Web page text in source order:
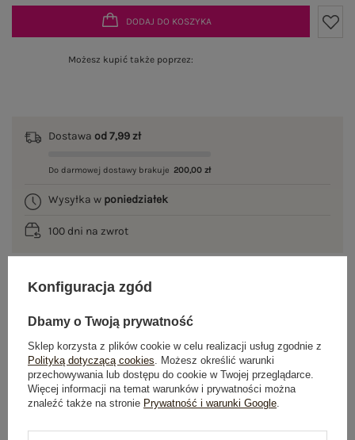
DODAJ DO KOSZYKA
Możesz kupić także poprzez:
Dostawa od 7,99 zł
Do darmowej dostawy brakuje 200,00 zł
Wysyłka w poniedziałek
100 dni na zwrot
GŁÓWNE PARAMETRY
OPINIE O PRODUKCIE (0)
Konfiguracja zgód
Dbamy o Twoją prywatność
Sklep korzysta z plików cookie w celu realizacji usług zgodnie z
Polityką dotyczącą cookies. Możesz określić warunki
przechowywania lub dostępu do cookie w Twojej przeglądarce.
Więcej informacji na temat warunków i prywatności można
znaleźć także na stronie Prywatność i warunki Google.